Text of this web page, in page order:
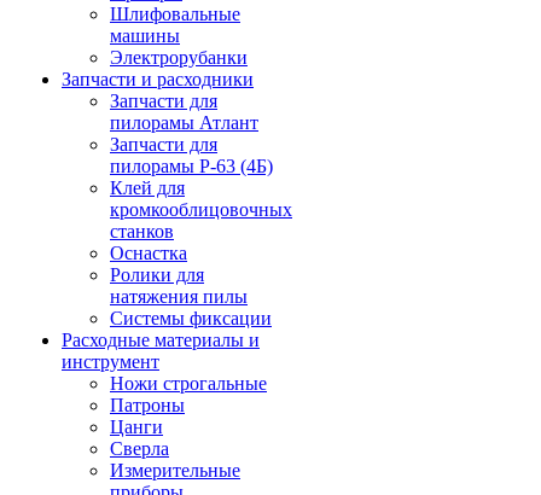
Шлифовальные
машины
Электрорубанки
Запчасти и расходники
Запчасти для
пилорамы Атлант
Запчасти для
пилорамы Р-63 (4Б)
Клей для
кромкооблицовочных
станков
Оснастка
Ролики для
натяжения пилы
Системы фиксации
Расходные материалы и
инструмент
Ножи строгальные
Патроны
Цанги
Сверла
Измерительные